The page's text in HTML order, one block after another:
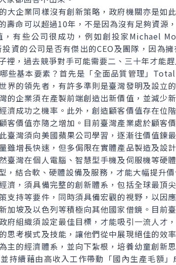
企業同樣沒有創新策略，政府機關亦是如
壽命可以超過10年，不是因為沒有足夠資源
，有些公司很成功，例如創投家Michael
資的公司是否有傑出的CEO及團隊，因為
裡，過去競爭對手可能需要二、三十年才能
基本要素？首先是「全面品質管理」
界的領先者，有許多準則是臺灣發明及設立
的企業須在產製前端創造出新價值，並減少
濟成功之機率。此外，創造顧客價值存在位
客價值亦隨之增加。目前臺灣產業處於顧客
臺灣須向美國蘋果公司學習，逐漸往價值鍊
雖增長快速，但多侷限在實體產品製造及設
臺灣在個人電腦、智慧型手機及伺服機等硬
，結合軟、硬體設備及服務，才能大幅提升價
，須具備完整的創新體系，包括全球最頂
支持等要件，同時須具備宏觀的視野，以因
加坡及以色列等積極向其他國家借鏡。目前
府組織須設定最佳目標，才能吸引一流人才
思考模式及技能，讓他們從中展現絕佳的效
主的經濟體系，並向下紮根，培養幼童創新
持續藉由高收入工作帶動「國內生產毛額